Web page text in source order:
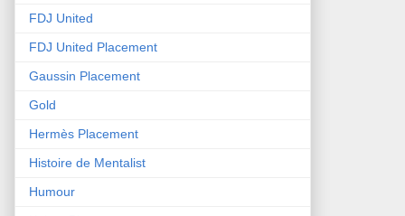
FDJ United
FDJ United Placement
Gaussin Placement
Gold
Hermès Placement
Histoire de Mentalist
Humour